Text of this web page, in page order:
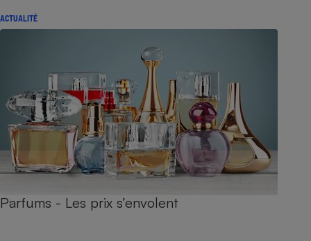
ACTUALITÉ
Parfums - Les prix s’envolent